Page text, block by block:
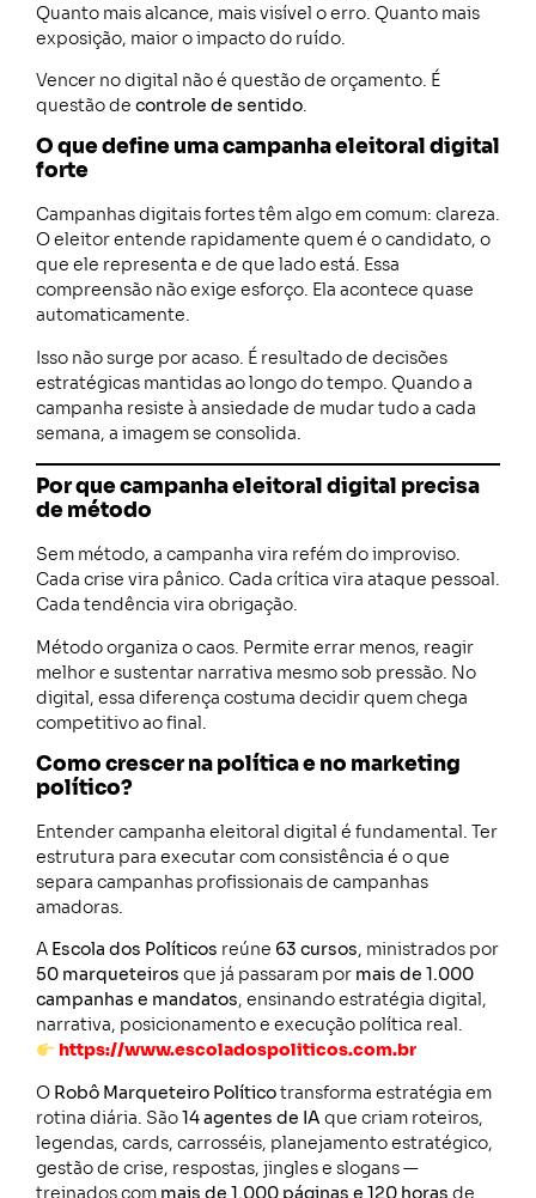
Quanto mais alcance, mais visível o erro. Quanto mais
exposição, maior o impacto do ruído.
Vencer no digital não é questão de orçamento. É
questão de controle de sentido.
O que define uma campanha eleitoral digital
forte
Campanhas digitais fortes têm algo em comum: clareza.
O eleitor entende rapidamente quem é o candidato, o
que ele representa e de que lado está. Essa
compreensão não exige esforço. Ela acontece quase
automaticamente.
Isso não surge por acaso. É resultado de decisões
estratégicas mantidas ao longo do tempo. Quando a
campanha resiste à ansiedade de mudar tudo a cada
semana, a imagem se consolida.
Por que campanha eleitoral digital precisa
de método
Sem método, a campanha vira refém do improviso.
Cada crise vira pânico. Cada crítica vira ataque pessoal.
Cada tendência vira obrigação.
Método organiza o caos. Permite errar menos, reagir
melhor e sustentar narrativa mesmo sob pressão. No
digital, essa diferença costuma decidir quem chega
competitivo ao final.
Como crescer na política e no marketing
político?
Entender campanha eleitoral digital é fundamental. Ter
estrutura para executar com consistência é o que
separa campanhas profissionais de campanhas
amadoras.
A Escola dos Políticos reúne 63 cursos, ministrados por
50 marqueteiros que já passaram por mais de 1.000
campanhas e mandatos, ensinando estratégia digital,
narrativa, posicionamento e execução política real.
https://www.escoladospoliticos.com.br
O Robô Marqueteiro Políticotransforma estratégia em
rotina diária. São14 agentes de IA que criam roteiros,
legendas, cards, carrosséis, planejamento estratégico,
gestão de crise, respostas, jingles e slogans —
treinados com mais de 1.000 páginas e 120 horas de